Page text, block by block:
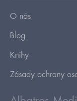
O nás
Blog
Knihy
Zásady ochrany